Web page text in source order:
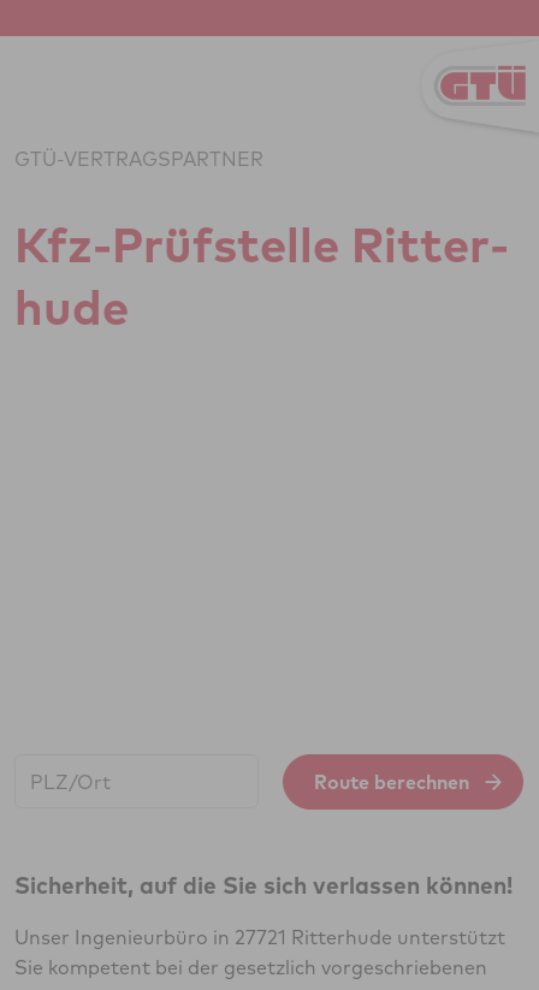
GTÜ-VERTRAGSPARTNER
Kfz-Prüf­stelle Rit­ter­
hude
Route berechnen
Sicherheit, auf die Sie sich verlassen können!
Unser Ingenieurbüro in 27721 Ritterhude unterstützt
Sie kompetent bei der gesetzlich vorgeschriebenen